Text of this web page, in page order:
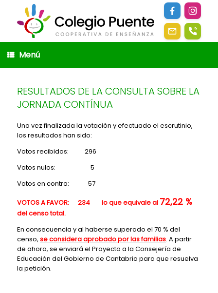
contenido
Menú
RESULTADOS DE LA CONSULTA SOBRE LA
JORNADA CONTÍNUA
Una vez finalizada la votación y efectuado el escrutinio,
los resultados han sido:
Votos recibidos: 296
Votos nulos: 5
Votos en contra: 57
VOTOS A FAVOR: 234 lo que equivale al 72,22 %
del censo total.
En consecuencia y al haberse superado el 70 % del
censo, se considera aprobado por las familias. A partir
de ahora, se enviará el Proyecto a la Consejería de
Educación del Gobierno de Cantabria para que resuelva
la petición.